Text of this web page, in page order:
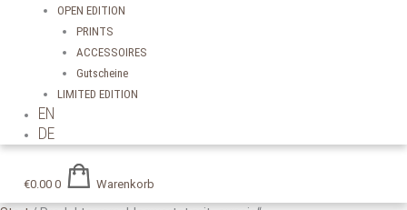
OPEN EDITION
PRINTS
ACCESSOIRES
Gutscheine
LIMITED EDITION
EN
DE
€0.00 0 Warenkorb